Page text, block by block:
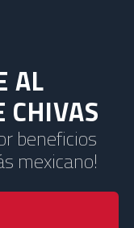
AL
CHIVAS
beneficios
mexicano!